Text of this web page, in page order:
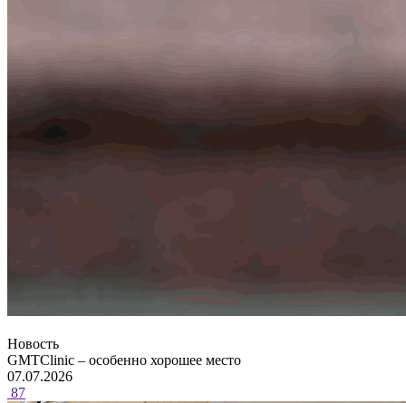
Новость
GMTClinic – особенно хорошее место
07.07.2026
87